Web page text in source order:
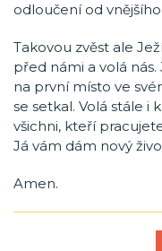
odloučení od
Takovou zvěst ale
před námi a volá
na první místo ve
se setkal. Volá stále i
všichni, kteří
Já vám dám nový
Amen.